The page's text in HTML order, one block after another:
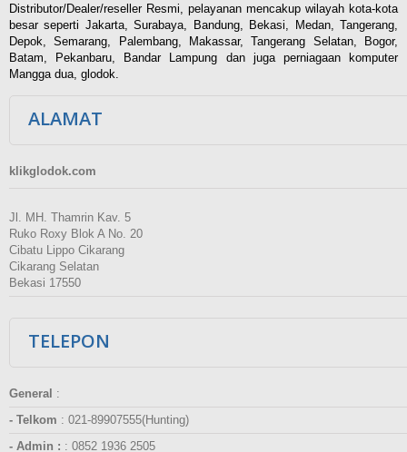
Distributor/Dealer/reseller Resmi, pelayanan mencakup wilayah kota-kota
besar seperti Jakarta, Surabaya, Bandung, Bekasi, Medan, Tangerang,
Depok, Semarang, Palembang, Makassar, Tangerang Selatan, Bogor,
Batam, Pekanbaru, Bandar Lampung dan juga perniagaan komputer
Mangga dua, glodok.
ALAMAT
klikglodok.com
Jl. MH. Thamrin Kav. 5
Ruko Roxy Blok A No. 20
Cibatu Lippo Cikarang
Cikarang Selatan
Bekasi 17550
TELEPON
General :
- Telkom : 021-89907555(Hunting)
- Admin : : 0852 1936 2505